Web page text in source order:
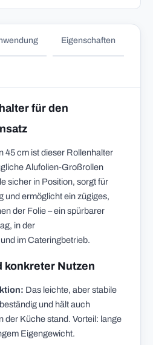
Eigenschaften
für den
45 cm ist dieser Rollenhalter
Alufolien-Großrollen
sicher in Position, sorgt für
und ermöglicht ein zügiges,
der Folie – ein spürbarer
in der
im Cateringbetrieb.
konkreter Nutzen
Das leichte, aber stabile
und hält auch
der Küche stand. Vorteil: lange
Eigengewicht.